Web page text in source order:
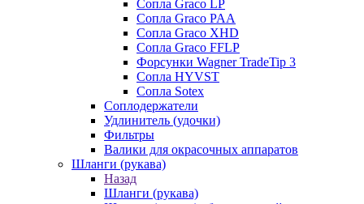
Сопла Graco LP
Сопла Graco PAA
Сопла Graco XHD
Сопла Graco FFLP
Форсунки Wagner TradeTip 3
Сопла HYVST
Сопла Sotex
Соплодержатели
Удлинитель (удочки)
Фильтры
Валики для окрасочных аппаратов
Шланги (рукава)
Назад
Шланги (рукава)